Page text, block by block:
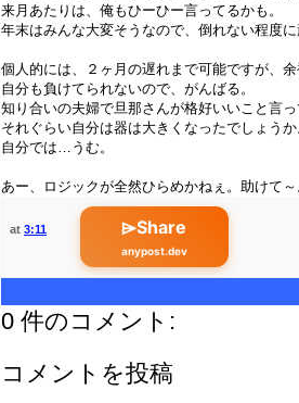
来月あたりは、俺もひーひー言ってるかも。
年末はみんな大変そうなので、倒れない程度に
個人的には、２ヶ月の遅れまで可能ですが、
自分も負けてられないので、がんばる。
知り合いの夫婦で旦那さんが格好いいこと言っ
それぐらい自分は器は大きくなったでしょうか
自分では…うむ。
あー、ロジックが全然ひらめかねぇ。助けて～
at 3:11 ⌲Share
anypost.dev
0 件のコメント:
コメントを投稿